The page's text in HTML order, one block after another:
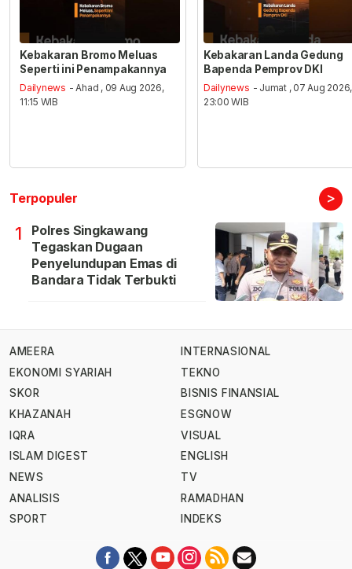
Kebakaran Bromo Meluas
Seperti ini Penampakannya
Dailynews - Ahad , 09 Aug 2026,
11:15 WIB
Kebakaran Landa Gedung
Bapenda Pemprov DKI
Dailynews - Jumat , 07 Aug 2026,
23:00 WIB
Terpopuler >
1
Polres Singkawang
Tegaskan Dugaan
Penyelundupan Emas di
Bandara Tidak Terbukti
AMEERA
EKONOMI SYARIAH
SKOR
KHAZANAH
IQRA
ISLAM DIGEST
NEWS
ANALISIS
SPORT
INTERNASIONAL
TEKNO
BISNIS FINANSIAL
ESGNOW
VISUAL
ENGLISH
TV
RAMADHAN
INDEKS